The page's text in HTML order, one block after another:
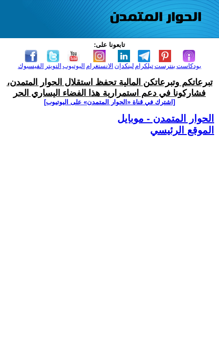
تابعونا على:
الفيسبوك التويتر اليوتيوب الانستغرام لينكدإن تيلكرامبنترست بودكاست
تبرعاتكم وتبرعاتكن المالية تحفظ استقلال الحوار المتمدن،
فشاركونا في دعم استمرارية هذا الفضاء اليساري الحر
[اشترك في قناة ‫«الحوار المتمدن» على اليوتيوب]
الحوار المتمدن - موبايل
الموقع الرئيسي